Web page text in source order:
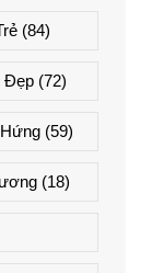
(84)
Đẹp (72)
(59)
(18)